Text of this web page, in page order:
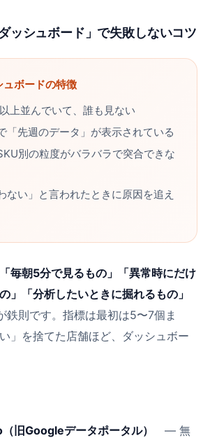
ッシュボード」で失敗しないコツ
ュボードの特徴
上並んでいて、誰も見ない
「先週のデータ」が表示されている
別の粒度がバラバラで突合できな
ない」と言われたときに原因を追え
「毎朝5分で見るもの」「異常時にだけ
」「分析したいときに掘れるもの」
鉄則です。指標は最初は5〜7個ま
」を捨てた店舗ほど、ダッシュボー
旧Googleデータポータル）
― 無